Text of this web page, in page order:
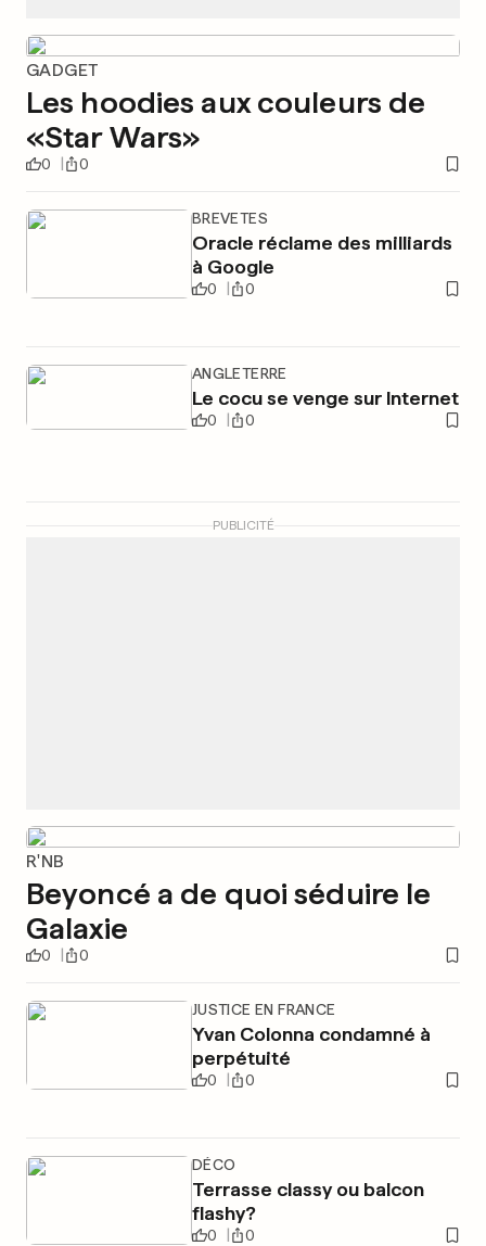
GADGET
Les hoodies aux couleurs de
«Star Wars»
0 0
BREVETES
Oracle réclame des milliards
à Google
0 0
ANGLETERRE
Le cocu se venge sur Internet
0 0
PUBLICITÉ
R'NB
Beyoncé a de quoi séduire le
Galaxie
0 0
JUSTICE EN FRANCE
Yvan Colonna condamné à
perpétuité
0 0
DÉCO
Terrasse classy ou balcon
flashy?
0 0